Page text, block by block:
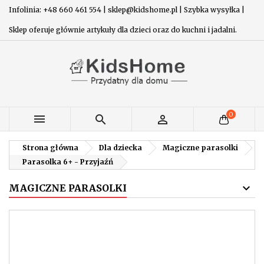
Infolinia: +48 660 461 554 | sklep@kidshome.pl | Szybka wysyłka |
Sklep oferuje głównie artykuły dla dzieci oraz do kuchni i jadalni.
   0
Strona główna Dla dziecka
Magiczne parasolki
Parasolka 6+ - Przyjaźń
MAGICZNE PARASOLKI